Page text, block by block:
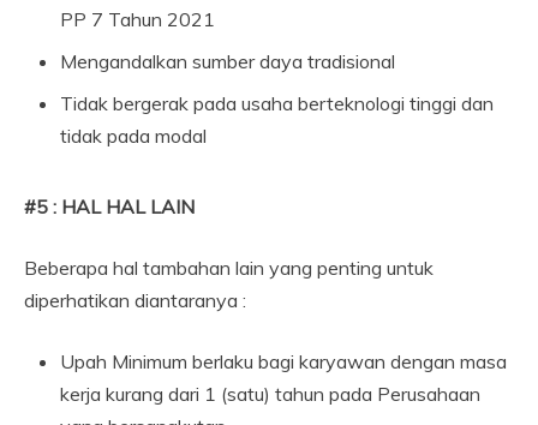
PP 7 Tahun 2021
Mengandalkan sumber daya tradisional
Tidak bergerak pada usaha berteknologi tinggi dan
tidak pada modal
#5 : HAL HAL LAIN
Beberapa hal tambahan lain yang penting untuk
diperhatikan diantaranya :
Upah Minimum berlaku bagi karyawan dengan masa
kerja kurang dari 1 (satu) tahun pada Perusahaan